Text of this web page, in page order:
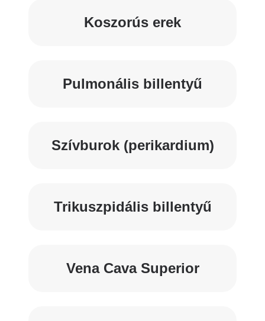
Koszorús erek
Pulmonális billentyű
Szívburok (perikardium)
Trikuszpidális billentyű
Vena Cava Superior